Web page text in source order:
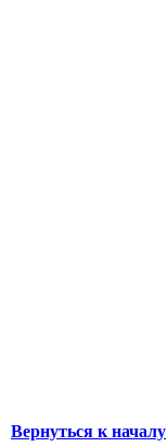
Вернуться к началу